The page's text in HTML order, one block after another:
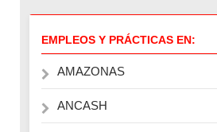
EMPLEOS Y PRÁCTICAS EN:
AMAZONAS
ANCASH